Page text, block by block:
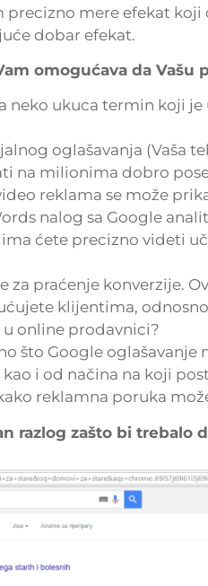
mere efekat koji
dobar efekat.
omogućava da
neko ukuca termin koji je
oglašavanja (Vaša
na milionima dobro
reklama se može
nalog sa Google
ćete precizno videti
za praćenje konverzije.
klijentima,
online prodavnici?
što Google
kao i od načina na koji
reklamna poruka
razlog zašto bi trebalo